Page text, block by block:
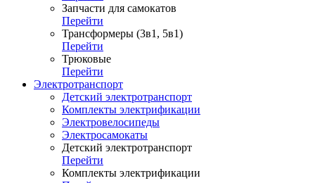
Запчасти для самокатов
Перейти
Трансформеры (3в1, 5в1)
Перейти
Трюковые
Перейти
Электротранспорт
Детский электротранспорт
Комплекты электрификации
Электровелосипеды
Электросамокаты
Детский электротранспорт
Перейти
Комплекты электрификации